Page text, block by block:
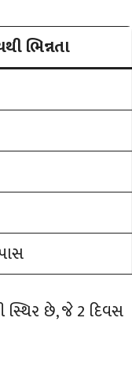
ભિન્નતા
સ્થિર છે, જે 2 દિવસ